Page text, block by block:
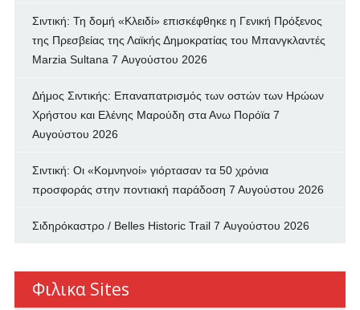
Σιντική: Τη δομή «Κλειδί» επισκέφθηκε η Γενική Πρόξενος
της Πρεσβείας της Λαϊκής Δημοκρατίας του Μπανγκλαντές
Marzia Sultana 7 Αυγούστου 2026
Δήμος Σιντικής: Επαναπατρισμός των oστών των Ηρώων
Χρήστου και Ελένης Μαρούδη στα Ανω Πορόϊα 7
Αυγούστου 2026
Σιντική: Οι «Κομνηνοί» γιόρτασαν τα 50 χρόνια
προσφοράς στην ποντιακή παράδοση 7 Αυγούστου 2026
Σιδηρόκαστρο / Belles Historic Trail 7 Αυγούστου 2026
Φιλικα Sites